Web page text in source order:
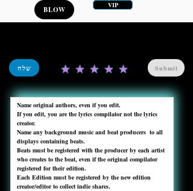
BLOW VIP
שלח Submit
Name original authors, even if you edit.
If you edit, you are the lyrics compilator not the lyrics
creator.
Name any background music and beat producers  to all
displays containing beats.
Beats must be registered with the producer by each artist
who creates to the beat, even if the original compilator
registered for their edition.
Each Edition must be registered by the new edition
creator/editor to collect indie shares.